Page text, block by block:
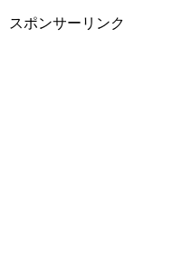
スポンサーリンク